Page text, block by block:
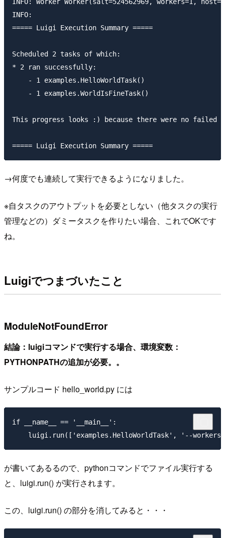
INFO: Worker Worker(salt=524562969, workers=1,
INFO:
===== Luigi Execution Summary =====
Scheduled 2 tasks of which:
* 2 ran successfully:
    - 1 examples.HelloWorldTask()
    - 1 examples.WorldIsFineTask()
This progress looks :) because there were no failed
→何度でも連続して実行できるようになりました。
※自タスクのアウトプットを必要としない（他タスクの実行
管理などの）ダミータスクを作りたい場合、これでOKです
ね。
Luigiでつまづいたこと
ModuleNotFoundError
結論：luigiコマンドで実行する場合、環境変数：
PYTHONPATHの追加が必要。。
サンプルコード hello_world.py には
if __name__ == '__main__':
が書いてあるるので、pythonコマンドでファイル実行する
と、luigi.run() が実行されます。
この、luigi.run() の部分を消してみると・・・